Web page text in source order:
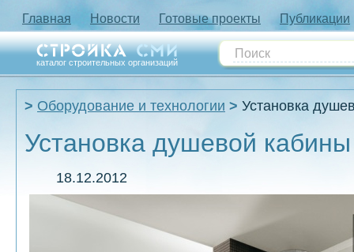
Главная Новости Готовые проекты Публикации
каталог строительных организаций
Оборудование и технологии Установка
Установка душевой кабины
18.12.2012